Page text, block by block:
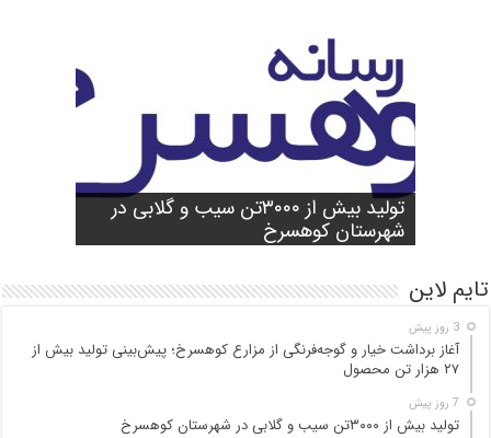
آغاز برداشت خیار و گوجه‌فرنگی از مزارع
کوهسرخ؛ پیش‌بینی تولید بیش از ۲۷ هزار
تن محصول
تولید بیش از ۳۰۰۰تن سیب و گلابی در
شهرستان کوهسرخ
واژگونی مرگبار مینی‌بوس زائران گنابادی
در محور کاشمر ـ کوهسرخ؛ ۵ جان‌باخته و
۲۵ مصدوم
بازدید میدانی مسئولان از محور کاشمر ـ
کوهسرخ و بررسی نقاط حادثه‌خیز
شورای آموزش و پرورش شهرستان
کوهسرخ برگزار شد؛ تأکید بر آمادگی
مدارس برای سال تحصیلی جدید
تایم لاین
3 روز پیش
آغاز برداشت خیار و گوجه‌فرنگی از مزارع کوهسرخ؛ پیش‌بینی تولید بیش از
۲۷ هزار تن محصول
7 روز پیش
تولید بیش از ۳۰۰۰تن سیب و گلابی در شهرستان کوهسرخ